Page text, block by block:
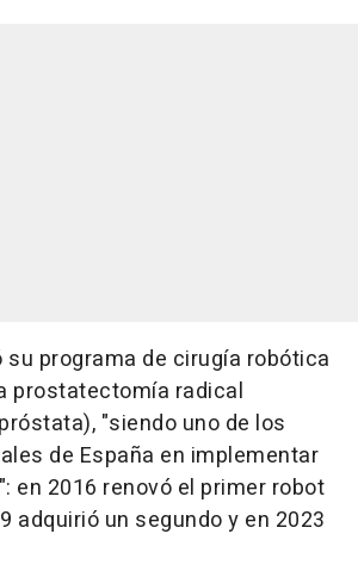
programa de cirugía robótica
prostatectomía radical
"siendo uno de los
de España en implementar
en 2016 renovó el primer robot
adquirió un segundo y en 2023